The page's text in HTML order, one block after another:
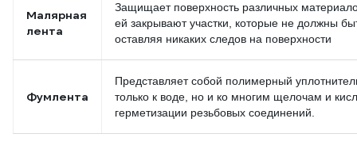
Малярная
лента
Защищает поверхность различных
ей закрывают участки, которые не должны
оставляя никаких следов на поверхности
Фумлента
Представляет собой полимерный
только к воде, но и ко многим щелочам и
герметизации резьбовых соединений.